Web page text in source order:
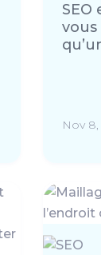
SEO
Nov